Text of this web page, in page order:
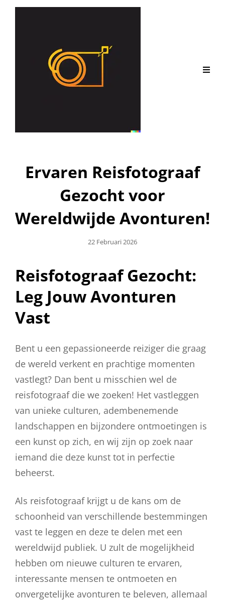
Ervaren Reisfotograaf
Gezocht voor
Wereldwijde Avonturen!
Geplaatst
22 Februari 2026
Reisfotograaf Gezocht:
Leg Jouw Avonturen
Vast
Bent u een gepassioneerde reiziger die graag
de wereld verkent en prachtige momenten
vastlegt? Dan bent u misschien wel de
reisfotograaf die we zoeken! Het vastleggen
van unieke culturen, adembenemende
landschappen en bijzondere ontmoetingen is
een kunst op zich, en wij zijn op zoek naar
iemand die deze kunst tot in perfectie
beheerst.
Als reisfotograaf krijgt u de kans om de
schoonheid van verschillende bestemmingen
vast te leggen en deze te delen met een
wereldwijd publiek. U zult de mogelijkheid
hebben om nieuwe culturen te ervaren,
interessante mensen te ontmoeten en
onvergetelijke avonturen te beleven, allemaal